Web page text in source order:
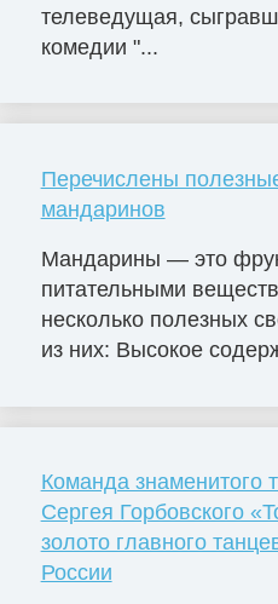
телеведущая,
комедии "...
Перечислены
мандаринов
Мандарины — это
питательными
несколько полезных
из них: Высокое
Команда знаменитого
Сергея Горбовского
золото главного
России